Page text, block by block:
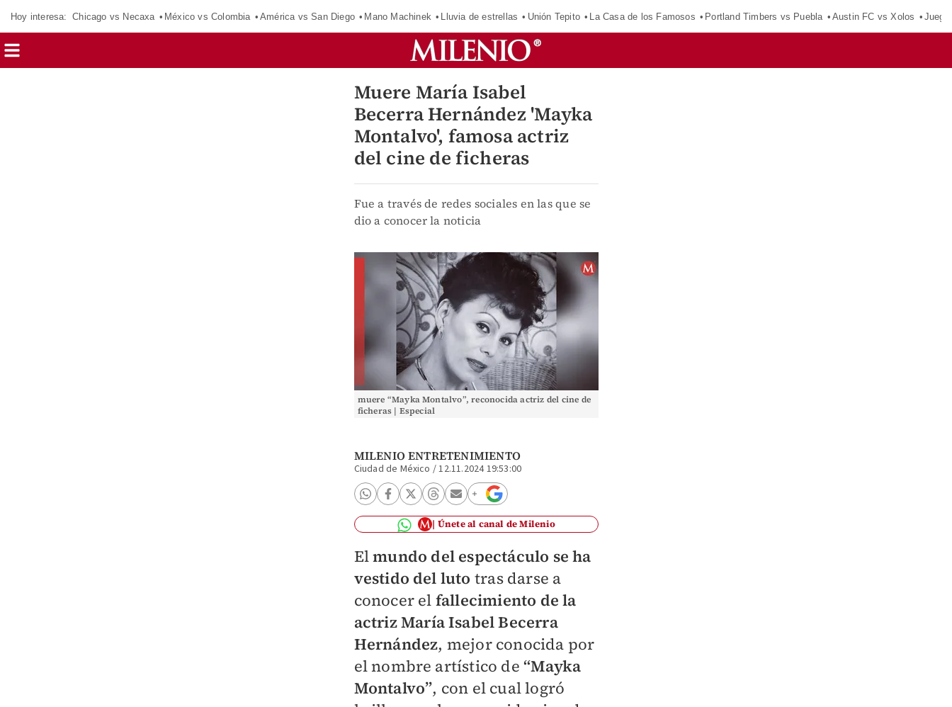
Hoy interesa: Chicago vs Necaxa México vs Colombia América vs San Diego Mano Machinek Lluvia de estrellas Unión Tepito La Casa de los Famosos Portland Timbers vs Puebla Austin FC vs Xolos
Muere María Isabel
Becerra Hernández 'Mayka
Montalvo', famosa actriz
del cine de ficheras
Fue a través de redes sociales en las que se
dio a conocer la noticia
muere “Mayka Montalvo”, reconocida actriz del cine de
ficheras | Especial
MILENIO ENTRETENIMIENTO
Ciudad de México /12.11.2024 19:53:00
Únete al canal de Milenio
Elmundo del espectáculo se ha
vestido del luto tras darse a
conocer el fallecimiento de la
actriz María Isabel Becerra
Hernández, mejor conocida por
el nombre artístico de“Mayka
Montalvo”, con el cual logró